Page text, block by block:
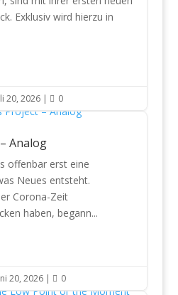
Exklusiv wird hierzu in
20, 2026|  0
Analog
offenbar erst eine
Neues entsteht.
Corona-Zeit
haben, begann...
20, 2026|  0